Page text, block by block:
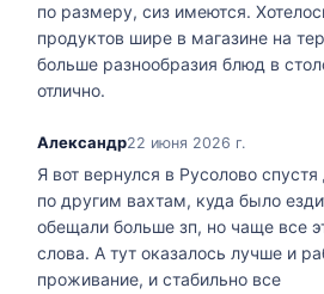
по размеру, сиз имеются.
продуктов шире в магазине на
больше разнообразия блюд в
отлично.
Александр22 июня 2026 г.
Я вот вернулся в Русолово
по другим вахтам, куда было
обещали больше зп, но чаще все
слова. А тут оказалось лучше и
проживание, и стабильно все